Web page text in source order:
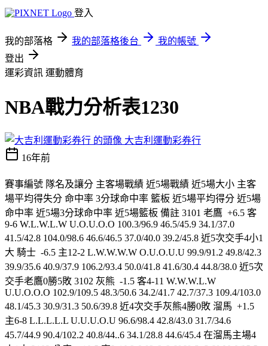
登入
我的部落格 我的部落格後台
我的帳號
登出
運彩資訊 運動體育
NBA戰力分析表1230
大吉利運動彩券行
16年前
賽事編號 隊名及讓分 主客場戰績 近5場戰績 近5場大小 主客
場平均得失分 命中率 3分球命中率 籃板 近5場平均得分 近5場
命中率 近5場3分球命中率 近5場籃板 備註 3101 老鷹 +6.5 客
9-6 W.L.W.L.W U.O.U.O.O 100.3/96.9 46.5/45.9 34.1/37.0
41.5/42.8 104.0/98.6 46.6/46.5 37.0/40.0 39.2/45.8 近5次交手4小1
大 騎士 -6.5 主12-2 L.W.W.W.W O.U.O.U.U 99.9/91.2 49.8/42.3
39.9/35.6 40.9/37.9 106.2/93.4 50.0/41.8 41.6/30.4 44.8/38.0 近5次
交手老鷹0勝5敗 3102 灰熊 -1.5 客4-11 W.W.W.L.W
U.U.O.O.O 102.9/109.5 48.3/50.6 34.2/41.7 42.7/37.3 109.4/103.0
48.1/45.3 30.9/31.3 50.6/39.8 近4次交手灰熊4勝0敗 溜馬 +1.5
主6-8 L.L.L.L.L U.U.U.O.U 96.6/98.4 42.8/43.0 31.7/34.6
45.7/44.9 90.4/102.2 40.8/44..6 34.1/28.8 44.6/45.4 在溜馬主場4